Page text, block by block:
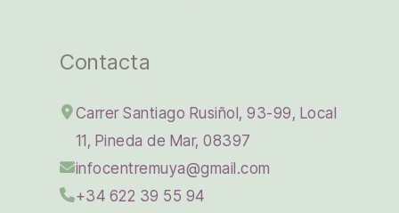
Contacta
Carrer Santiago Rusiñol, 93-99, Local
11, Pineda de Mar, 08397
infocentremuya@gmail.com
+34 622 39 55 94